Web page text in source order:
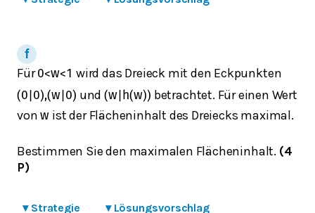
Für0<w<1 wird das Dreieck mit den Eckpunkten ⁣
(0 0),(w 0) und(w h(w)) betrachtet. Für einen Wert
vonw ist der Flächeninhalt des Dreiecks maximal.
Bestimmen Sie den maximalen Flächeninhalt. (4
P)
▾ Strategie ▾ Lösungsvorschlag